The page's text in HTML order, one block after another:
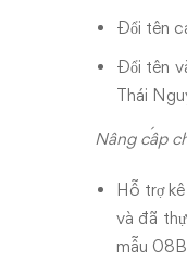
Đổi tên
Đổi tên
Thái
Nâng cấp
Hỗ trợ
và đã
mẫu